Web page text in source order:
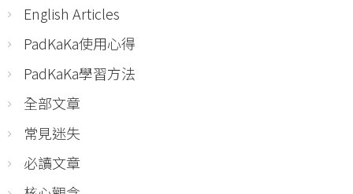
English Articles
PadKaKa使用心得
PadKaKa學習方法
全部文章
常見迷失
必讀文章